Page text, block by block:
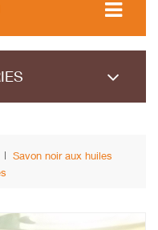
Savon noir aux huiles